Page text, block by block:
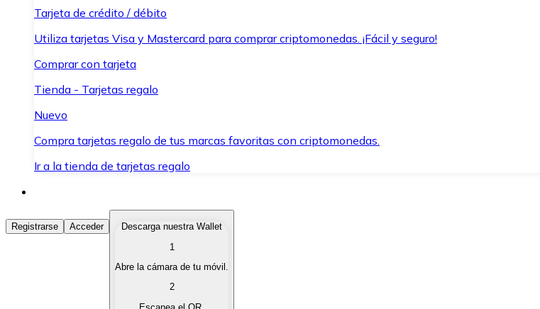
Tarjeta de crédito / débito
Utiliza tarjetas Visa y Mastercard para comprar criptomonedas. ¡Fácil y seguro!
Comprar con tarjeta
Tienda - Tarjetas regalo
Nuevo
Compra tarjetas regalo de tus marcas favoritas con criptomonedas.
Ir a la tienda de tarjetas regalo
Comprar Criptomonedas
Compra criptomonedas con diferentes métodos de pago.
Vende tus criptomonedas de forma rápida y segura.
Registrarse Acceder
Descarga nuestra Wallet
1
Abre la cámara de tu móvil.
2